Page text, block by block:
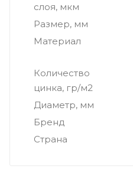
слоя, мкм
Размер, мм
Материал
Количество
цинка, гр/м2
Диаметр, мм
Бренд
Страна